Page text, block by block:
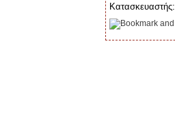
Κατασκευαστής: